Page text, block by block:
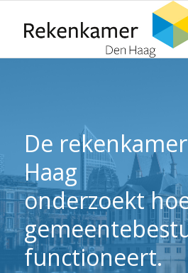
⬇ Blok overslaan
De
Haag
onderzoekt
functioneert.